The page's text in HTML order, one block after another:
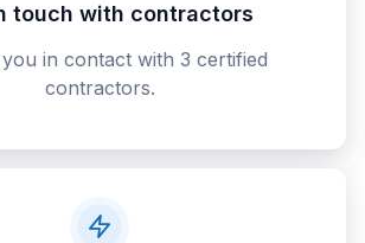
touch with contractors
in contact with 3 certified
contractors.